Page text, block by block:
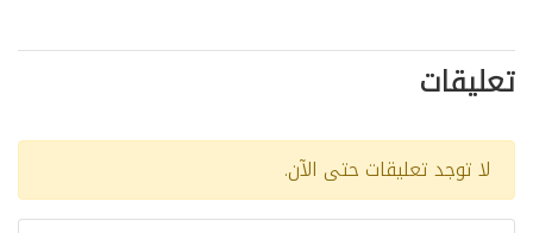
تعليقات
لا توجد تعليقات حتى الآن.